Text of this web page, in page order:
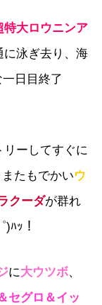
特大ロウニンア
に泳ぎ去り、海
日目終了
リーしてすぐに
たもでかいウ
クーダが群れ
ﾊｯ！
に大ウツボ、
セグロ＆イッ